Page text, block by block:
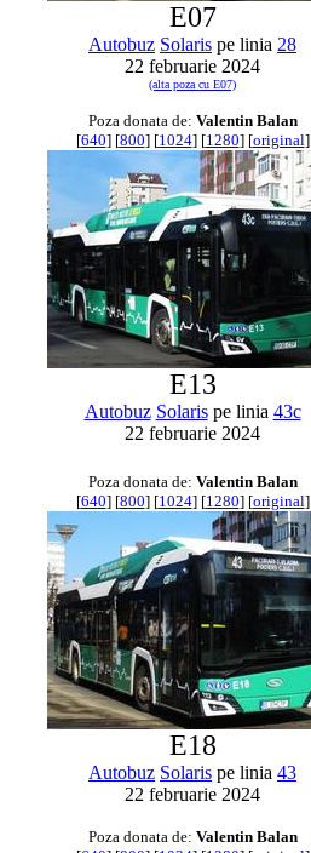
E07
Autobuz Solaris pe linia 28
22 februarie 2024
(alta poza cu E07)
Poza donata de: Valentin Balan
[640] [800] [1024] [1280] [original]
E13
Autobuz Solarispe linia 43c
22 februarie 2024
Poza donata de: Valentin Balan
[640] [800] [1024] [1280] [original]
E18
Autobuz Solaris pe linia 43
22 februarie 2024
Poza donata de: Valentin Balan